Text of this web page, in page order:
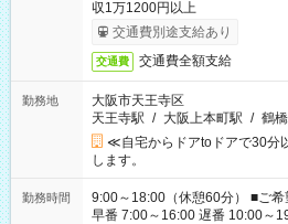
収1万1200円以上
交通費別途支給あり
交通費 交通費全額支給
勤務地
大阪市天王寺区
天王寺駅 / 大阪上本町駅 / 鶴
≪自宅からドアtoドアで30分
します。
勤務時間
9:00～18:00（休憩60分） ■ご希望があれば下記シフトもOK！
早番 7:00～16:00 遅番 10:00～